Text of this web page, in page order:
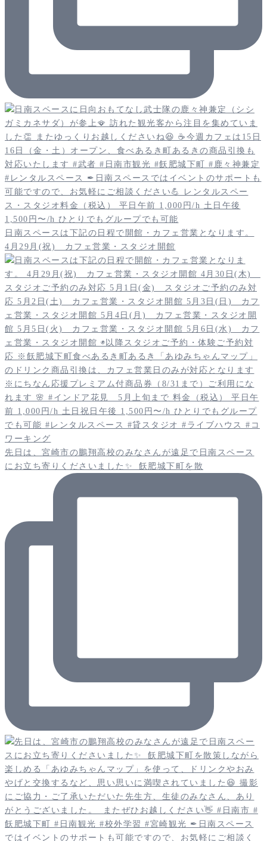
日南スペースは下記の日程で開館・カフェ営業となります。
4月29月(祝) カフェ営業・スタジオ開館
先日は、宮崎市の鵬翔高校のみなさんが遠足で日南スペース
にお立ち寄りくださいました✨️ 飫肥城下町を散